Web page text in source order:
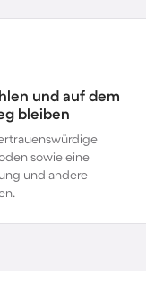
und auf dem
bleiben
sowie eine
und andere